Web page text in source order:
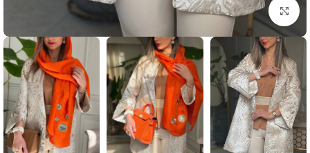
بزرگنمایی تصویر